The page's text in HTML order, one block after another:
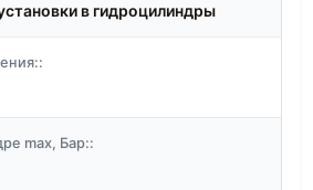
в гидроцилиндры
max, Бар::